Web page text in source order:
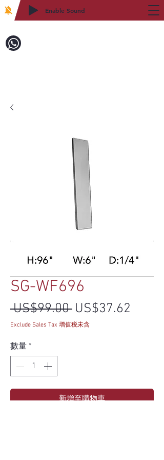
Enable Sound
SG-WF696
US$99.00 一般價格
US$37.62
Exclude Sales Tax 增值税未含
數量 *
新增至購物車